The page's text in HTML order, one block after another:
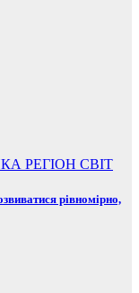
РЕГІОН СВІТ
рівномірно,